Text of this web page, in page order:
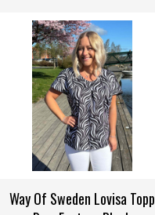
Way Of Sweden Lovisa Topp